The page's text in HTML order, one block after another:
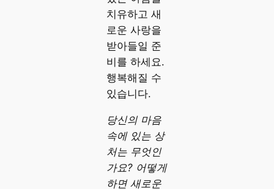
치유하고 새
로운 사랑을
받아들일 준
비를 하세요.
행복해질 수
있습니다.
당신의 마음
속에 있는 상
처는 무엇인
가요? 어떻게
하면 새로운